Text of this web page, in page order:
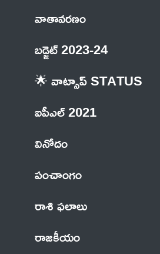
వాతావరణం
బడ్జెట్ 2023-24
🌟 వాట్సాప్ STATUS
ఐపీఎల్ 2021
వినోదం
పంచాంగం
రాశి ఫలాలు
రాజకీయం